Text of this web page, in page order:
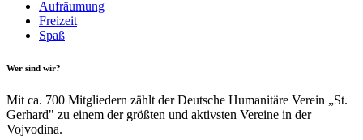
Aufräumung
Freizeit
Spaß
Wer sind wir?
Mit ca. 700 Mitgliedern zählt der Deutsche Humanitäre Verein „St.
Gerhard" zu einem der größten und aktivsten Vereine in der
Vojvodina.